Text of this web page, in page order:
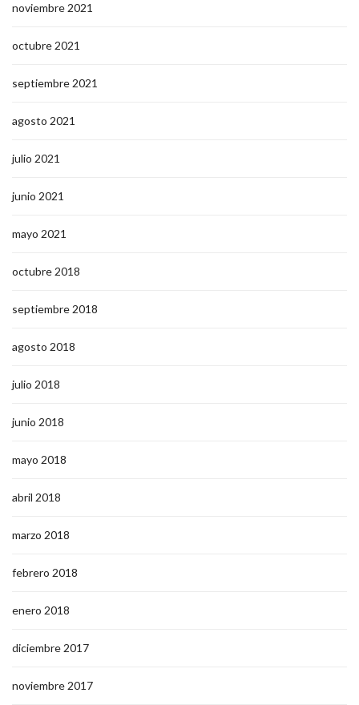
noviembre 2021
octubre 2021
septiembre 2021
agosto 2021
julio 2021
junio 2021
mayo 2021
octubre 2018
septiembre 2018
agosto 2018
julio 2018
junio 2018
mayo 2018
abril 2018
marzo 2018
febrero 2018
enero 2018
diciembre 2017
noviembre 2017